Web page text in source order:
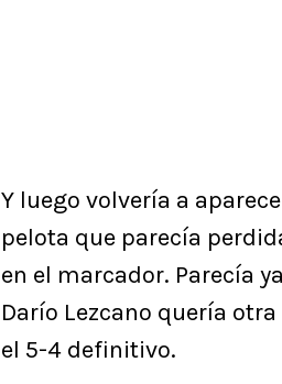
Y luego volvería a
pelota que parecía
en el marcador. Parecía
Darío Lezcano quería
el 5-4 definitivo.